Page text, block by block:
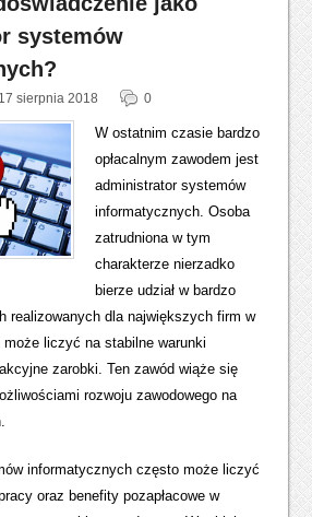
systemów
17 sierpnia 2018 0
W ostatnim czasie bardzo
opłacalnym zawodem jest
administrator systemów
informatycznych. Osoba
zatrudniona w tym
charakterze nierzadko
bierze udział w bardzo
realizowanych dla największych firm w
liczyć na stabilne warunki
zarobki. Ten zawód wiąże się
rozwoju zawodowego na
informatycznych często może liczyć
oraz benefity pozapłacowe w